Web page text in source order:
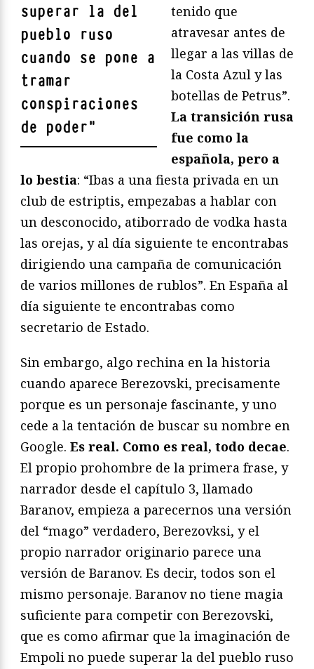
superar la del
pueblo ruso
cuando se pone a
tramar
conspiraciones
de poder"
tenido que
atravesar antes de
llegar a las villas de
la Costa Azul y las
botellas de Petrus”.
La transición rusa
fue como la
española, pero a
lo bestia: “Ibas a una fiesta privada en un
club de estriptis, empezabas a hablar con
un desconocido, atiborrado de vodka hasta
las orejas, y al día siguiente te encontrabas
dirigiendo una campaña de comunicación
de varios millones de rublos”. En España al
día siguiente te encontrabas como
secretario de Estado.
Sin embargo, algo rechina en la historia
cuando aparece Berezovski, precisamente
porque es un personaje fascinante, y uno
cede a la tentación de buscar su nombre en
Google. Es real. Como es real, todo decae.
El propio prohombre de la primera frase, y
narrador desde el capítulo 3, llamado
Baranov, empieza a parecernos una versión
del “mago” verdadero, Berezovksi, y el
propio narrador originario parece una
versión de Baranov. Es decir, todos son el
mismo personaje. Baranov no tiene magia
suficiente para competir con Berezovski,
que es como afirmar que la imaginación de
Empoli no puede superar la del pueblo ruso